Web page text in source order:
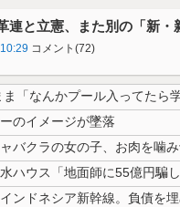
連と立憲、また別の「新
コメント(72)
のイメージが墜落